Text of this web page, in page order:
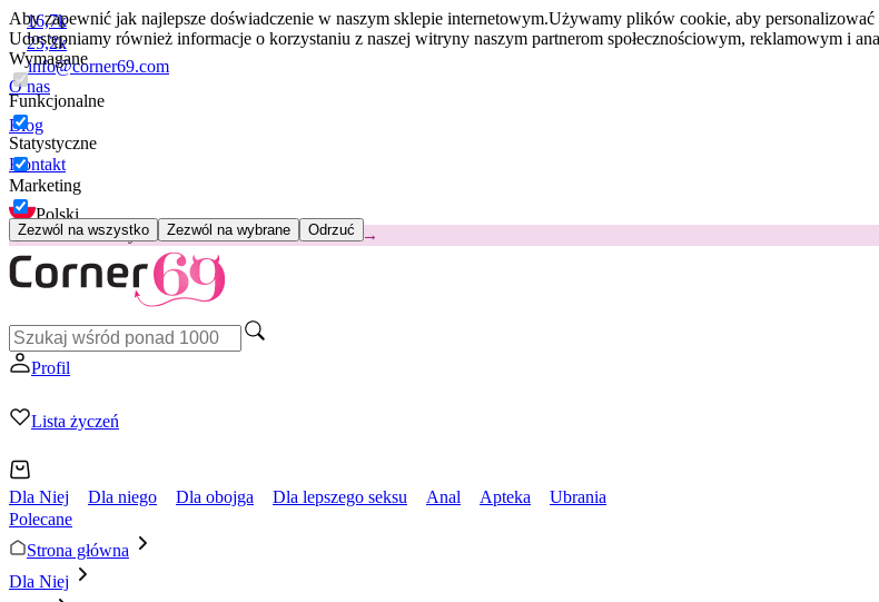
Aby zapewnić jak najlepsze doświadczenie w naszym sklepie internetowym.Używamy plików cookie, aby personalizować
Udostępniamy również informacje o korzystaniu z naszej witryny naszym partnerom społecznościowym, reklamowym i
Wymagane
Funkcjonalne
Statystyczne
Marketing
Zezwól na wszystko Zezwól na wybrane Odrzuć
16,7k
25,2k
info@corner69.com
O nas
Blog
Kontakt
Polski
😽Svakom Klitty: 65 zł TANIEJKod: KLITTY →
Profil
Lista życzeń
Dla Niej Dla niego Dla obojga Dla lepszego seksu Anal Apteka
Ubrania
Polecane
Strona główna
Dla Niej